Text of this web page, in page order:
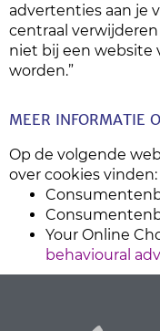
advertenties aan je
centraal verwijderen
niet bij een website
worden.”
MEER INFORMATIE
Op de volgende
over cookies vinden:
Your Online
behavioural